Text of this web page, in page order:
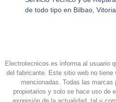
de todo tipo en Bilbao, Vitoria
Electrotecnicos.es informa al usuario
del fabricante. Este sitio web no
mencionadas. Todas las
propietarios y solo se hace uso de